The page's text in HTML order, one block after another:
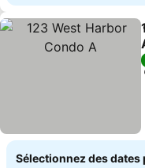
Sélectionnez des dates